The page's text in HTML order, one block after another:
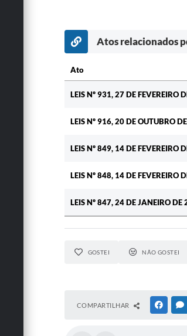
Atos relacionados
Ato
LEIS Nº 931, 27 DE FEVEREIRO
LEIS Nº 916, 20 DE OUTUBRO
LEIS Nº 849, 14 DE FEVEREIRO
LEIS Nº 848, 14 DE FEVEREIRO
LEIS Nº 847, 24 DE JANEIRO DE
GOSTEI NÃO GOSTEI
COMPARTILHAR